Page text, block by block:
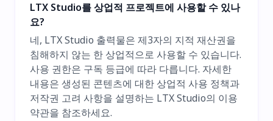
LTX Studio를 상업적 프로젝트에 사용할 수 있나
요?
네, LTX Studio 출력물은 제3자의 지적 재산권을
침해하지 않는 한 상업적으로 사용할 수 있습니다.
사용 권한은 구독 등급에 따라 다릅니다. 자세한
내용은 생성된 콘텐츠에 대한 상업적 사용 정책과
저작권 고려 사항을 설명하는 LTX Studio의 이용
약관을 참조하세요.